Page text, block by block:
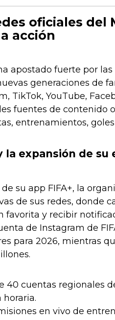
oficiales del
acción
apostado fuerte por
generaciones de
TikTok, YouTube,
fuentes de contenido
entrenamientos, goles
la expansión de su
su app FIFA+, la
de sus redes, donde
favorita y recibir
de Instagram de
para 2026, mientras
40 cuentas regionales
horaria.
en vivo de